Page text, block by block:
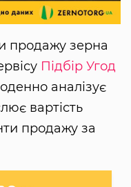
продажу зерна
Підбір Угод
аналізує
вартість
продажу за